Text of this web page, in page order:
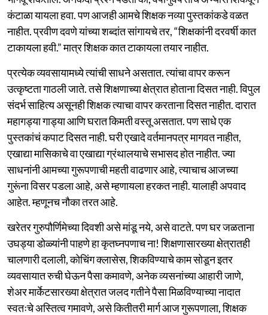
कंटाळा यायला हवा. पण आजही आमचे शिक्षक नव्या पुस्तकांकडे वळत
नाहीत. प्रवीण दवणे यांच्या शब्दांत सांगायचे तर, “शिक्षकांनी दरवर्षी कात
टाकायला हवी.” मात्र शिक्षक कात टाकायला तयार नाहीत.
प्रत्येक व्यवसायामध्ये त्यांची साधने असतात. त्यांचा वापर करून
उत्कृष्टता गाठली जाते. तसे शिक्षणाच्या क्षेत्रात होताना दिसत नाही. विपुल
संदर्भ साहित्य असूनही शिक्षक त्याचा वापर करताना दिसत नाहीत. दारात
महागड्या गाड्या आणि घरात किमती वस्तू असतात. पण साधे एक
पुस्तकांचं कपाट दिसत नाही. घरी एखादे वर्तमानपत्र मागवत नाहीत,
एखाद्या मासिकाचे वा एखाद्या ग्रंथालयाचे सभासद होत नाहीत. ज्या
साधनांनी आमच्या गुरूपणाची महती वाढणार आहे, त्याचाच आजच्या
गुरूंना विसर पडला आहे, असे म्हणायला हरकत नाही. यालाही अपवाद
आहेत. म्हणूनच नौका तरत आहे.
खरेतर गुरुपौर्णिमेच्या दिवशी असे मांडू नये, असे वाटते. पण घर जळताना
उघड्या डोळ्यांनी पाहणे हा कृतघ्नपणाच ना! शिक्षणासारख्या क्षेत्रातही
चालणारी दलाली, कोचिंग क्लासेस, शिकविण्याचे काम सोडून इतर
व्यवसायात रुची घेऊन पैसा कमावणे, अनेक व्यसनांच्या आहारी जाणे,
शेअर मार्केटसारख्या क्षेत्रात जलद गतीने पैसा मिळविण्याच्या नादात
स्वतःचे अस्तित्व गमावणे, असे कितीतरी मार्ग आज गुरूपणाला, शिक्षक